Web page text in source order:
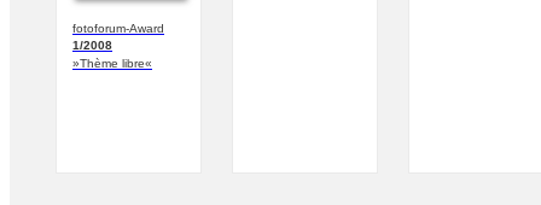
fotoforum-Award
1/2008
»Thème libre«